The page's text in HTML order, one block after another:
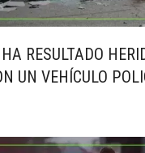
RESULTADO
UN VEHÍCULO